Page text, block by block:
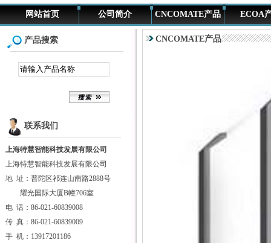
网站首页 公司简介 CNCOMATE产品 ECOA
产品搜索
联系我们
上海特慧智能科技发展有限公司
上海特慧智能科技发展有限公司
地 址：普陀区祁连山南路2888号
耀光国际大厦B幢706室
电 话：86-021-60839008
传 真：86-021-60839009
手 机：13917201186
CNCOMATE产品